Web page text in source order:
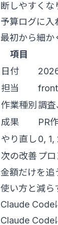
断しやすくな
予算ログに入
最初から細か
項目
日付
担当
作業種別 調
成果
PR
やり直し 0, 1,
次の改善 プ
金額だけを追
使い方と減ら
Claude Code
Claude Code